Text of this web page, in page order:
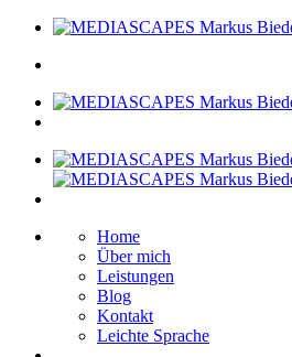
Home
Über mich
Leistungen
Blog
Kontakt
Leichte Sprache